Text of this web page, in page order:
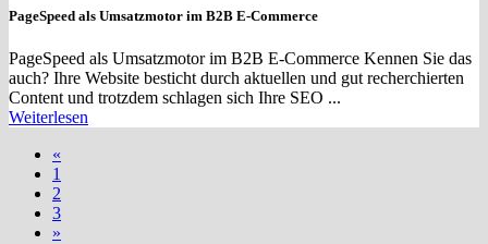
PageSpeed als Umsatzmotor im B2B E-Commerce
PageSpeed als Umsatzmotor im B2B E-Commerce Kennen Sie das
auch? Ihre Website besticht durch aktuellen und gut recherchierten
Content und trotzdem schlagen sich Ihre SEO ...
Weiterlesen
«
1
2
3
»